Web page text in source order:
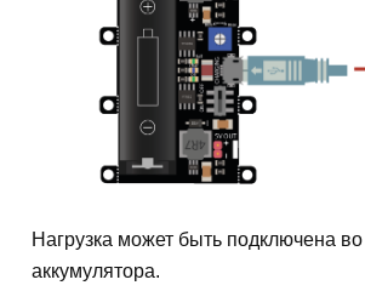
Нагрузка может быть подключена
аккумулятора.